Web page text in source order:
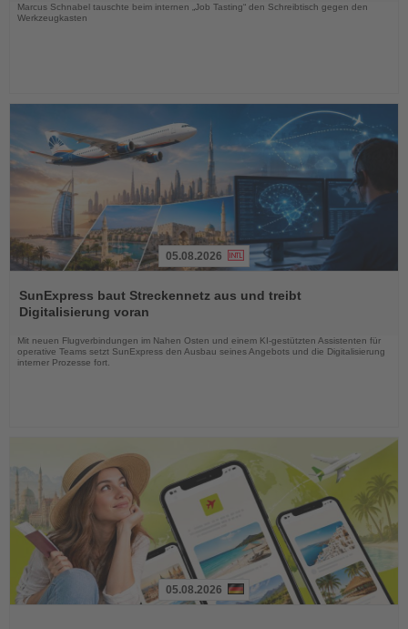
Marcus Schnabel tauschte beim internen „Job Tasting“ den Schreibtisch gegen den
Werkzeugkasten
Sie
die
Nachrichten
05.08.2026
SunExpress baut Streckennetz aus und treibt
Digitalisierung voran
Mit neuen Flugverbindungen im Nahen Osten und einem KI-gestützten Assistenten für
operative Teams setzt SunExpress den Ausbau seines Angebots und die Digitalisierung
interner Prozesse fort.
05.08.2026